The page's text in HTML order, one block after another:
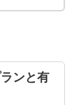
ンと有